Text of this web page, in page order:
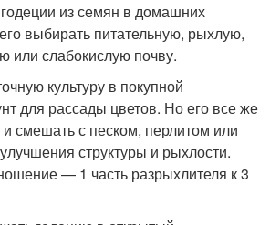
из семян в домашних
выбирать питательную, рыхлую,
или слабокислую почву.
культуру в покупной
для рассады цветов. Но его все же
смешать с песком, перлитом или
структуры и рыхлости.
— 1 часть разрыхлителя к 3